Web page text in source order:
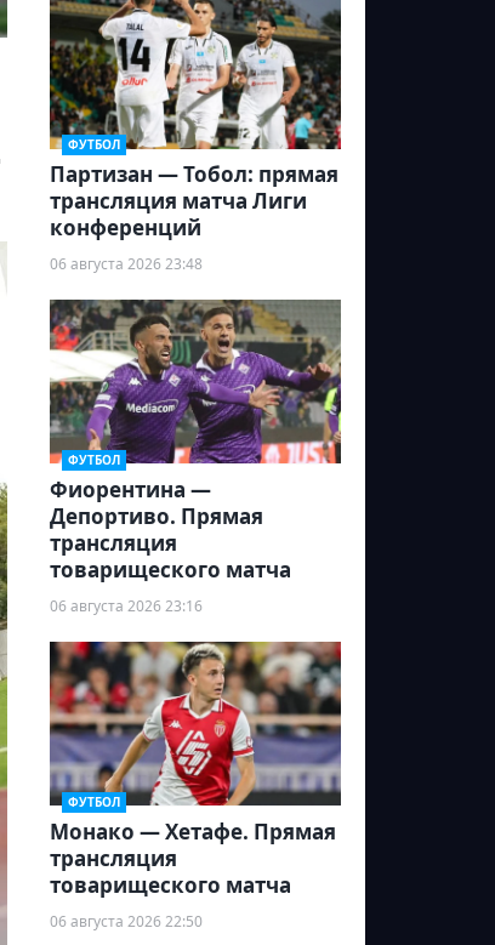
ФУТБОЛ
Партизан — Тобол: прямая
трансляция матча Лиги
конференций
06 августа 2026 23:48
ФУТБОЛ
Фиорентина —
Депортиво. Прямая
трансляция
товарищеского матча
06 августа 2026 23:16
ФУТБОЛ
Монако — Хетафе. Прямая
трансляция
товарищеского матча
06 августа 2026 22:50